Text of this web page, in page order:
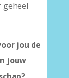
geheel
jou de
jouw